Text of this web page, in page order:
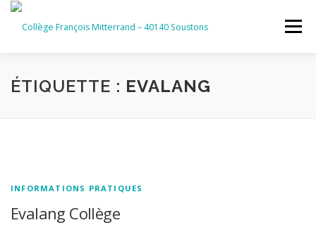
Aller
contenu
Menu
ACCUEIL RUBRIQUES
INSTANCES ET PARTENAIRES
ÉTIQUETTE : EVALANG
INFORMATIONS PRATIQUES
Evalang Collège